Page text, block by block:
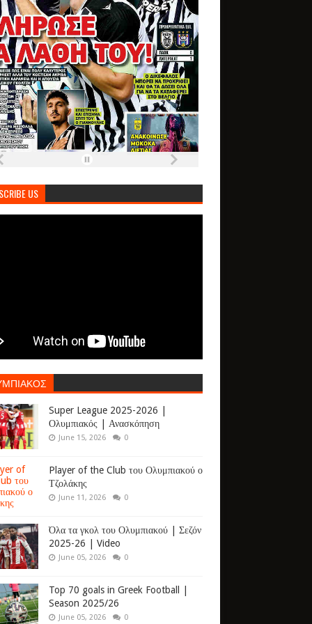
US
Super League 2025-2026 |
Ολυμπιακός | Ανασκόπηση
June 15, 2026 0
Player of the Club του Ολυμπιακού ο
Τζολάκης
June 11, 2026 0
Όλα τα γκολ του Ολυμπιακού | Σεζόν
2025-26 | Video
June 05, 2026 0
Top 70 goals in Greek Football |
Season 2025/26
June 05, 2026 0